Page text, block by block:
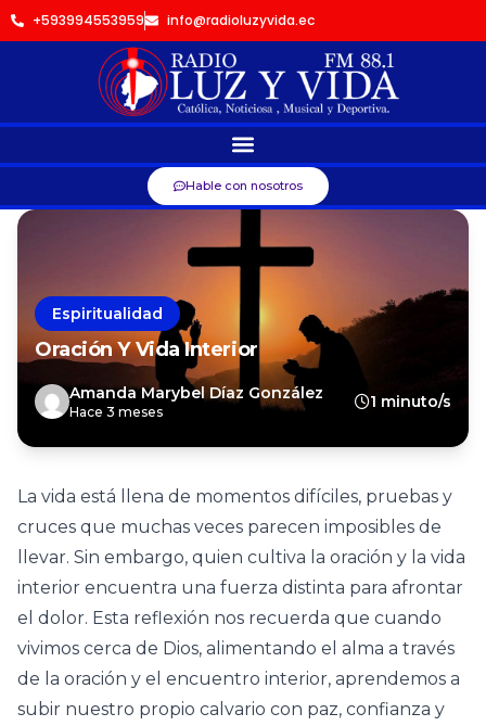
+593994553959 info@radioluzyvida.ec
Hable con nosotros
Espiritualidad
Oración Y Vida Interior
Amanda Marybel Díaz González
Hace 3 meses
1 minuto/s
La vida está llena de momentos difíciles, pruebas y
cruces que muchas veces parecen imposibles de
llevar. Sin embargo, quien cultiva la oración y la vida
interior encuentra una fuerza distinta para afrontar
el dolor. Esta reflexión nos recuerda que cuando
vivimos cerca de Dios, alimentando el alma a través
de la oración y el encuentro interior, aprendemos a
subir nuestro propio calvario con paz, confianza y